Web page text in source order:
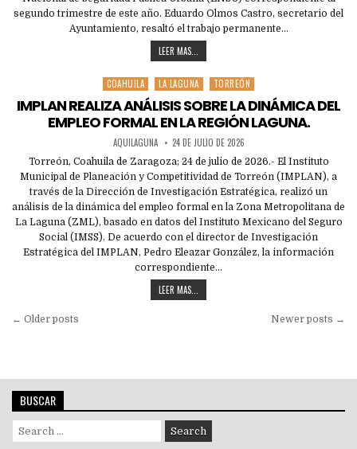
segundo trimestre de este año. Eduardo Olmos Castro, secretario del
Ayuntamiento, resaltó el trabajo permanente…
LEER MAS...
Posted
in
COAHUILA LA LAGUNA TORREÓN
IMPLAN REALIZA ANÁLISIS SOBRE LA DINÁMICA DEL
EMPLEO FORMAL EN LA REGIÓN LAGUNA.
AQUILAGUNA 24 DE JULIO DE 2026
Torreón, Coahuila de Zaragoza; 24 de julio de 2026.- El Instituto
Municipal de Planeación y Competitividad de Torreón (IMPLAN), a
través de la Dirección de Investigación Estratégica, realizó un
análisis de la dinámica del empleo formal en la Zona Metropolitana de
La Laguna (ZML), basado en datos del Instituto Mexicano del Seguro
Social (IMSS). De acuerdo con el director de Investigación
Estratégica del IMPLAN, Pedro Eleazar González, la información
correspondiente…
LEER MAS...
Navegación
← Older posts Newer posts →
BUSCAR
Search
for: